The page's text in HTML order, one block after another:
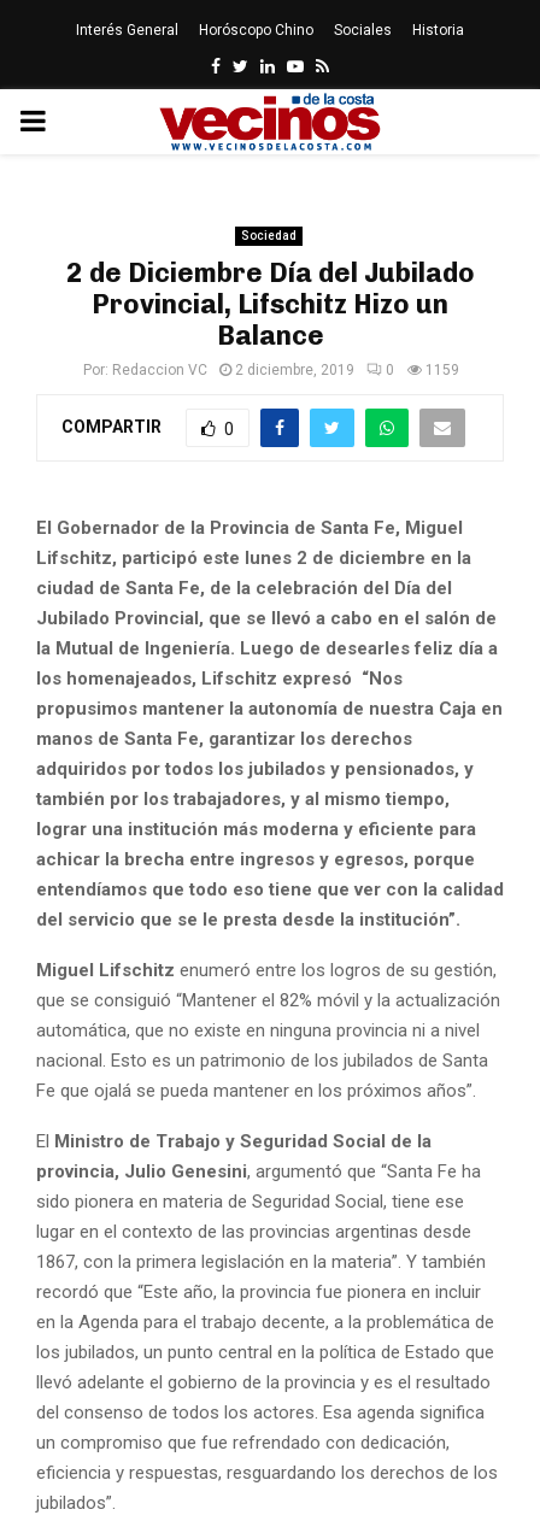
Interés General Horóscopo Chino Sociales Historia
Facebook
Twitter
LinkedinYoutube
Rss
PRIMARY
Sociedad
2 de Diciembre Día del Jubilado
Provincial, Lifschitz Hizo un
Balance
Por: Redaccion VC 2 diciembre, 2019 0 1159
COMPARTIR 0
El Gobernador de la Provincia de Santa Fe, Miguel
Lifschitz, participó este lunes 2 de diciembre en la
ciudad de Santa Fe, de la celebración del Día del
Jubilado Provincial, que se llevó a cabo en el salón de
la Mutual de Ingeniería. Luego de desearles feliz día a
los homenajeados, Lifschitz expresó “Nos
propusimos mantener la autonomía de nuestra Caja en
manos de Santa Fe, garantizar los derechos
adquiridos por todos los jubilados y pensionados, y
también por los trabajadores, y al mismo tiempo,
lograr una institución más moderna y eficiente para
achicar la brecha entre ingresos y egresos, porque
entendíamos que todo eso tiene que ver con la calidad
del servicio que se le presta desde la institución”.
Miguel Lifschitz enumeró entre los logros de su gestión,
que se consiguió “Mantener el 82% móvil y la actualización
automática, que no existe en ninguna provincia ni a nivel
nacional. Esto es un patrimonio de los jubilados de Santa
Fe que ojalá se pueda mantener en los próximos años”.
El Ministro de Trabajo y Seguridad Social de la
provincia, Julio Genesini, argumentó que “Santa Fe ha
sido pionera en materia de Seguridad Social, tiene ese
lugar en el contexto de las provincias argentinas desde
1867, con la primera legislación en la materia”. Y también
recordó que “Este año, la provincia fue pionera en incluir
en la Agenda para el trabajo decente, a la problemática de
los jubilados, un punto central en la política de Estado que
llevó adelante el gobierno de la provincia y es el resultado
del consenso de todos los actores. Esa agenda significa
un compromiso que fue refrendado con dedicación,
eficiencia y respuestas, resguardando los derechos de los
jubilados”.